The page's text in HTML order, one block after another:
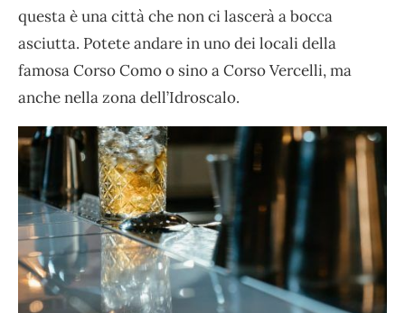
questa è una città che non ci lascerà a bocca
asciutta. Potete andare in uno dei locali della
famosa Corso Como o sino a Corso Vercelli, ma
anche nella zona dell’Idroscalo.